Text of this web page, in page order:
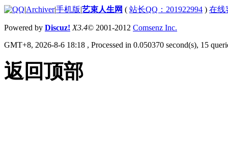
|Archiver|手机版|艺束人生网 ( 站长QQ：201922994 ) 在线
Powered by Discuz! X3.4© 2001-2012 Comsenz Inc.
GMT+8, 2026-8-6 18:18 , Processed in 0.050370 second(s), 15
返回顶部